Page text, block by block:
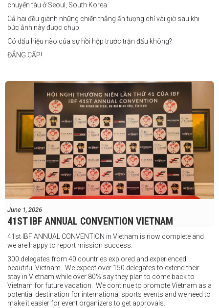
"Tôi biết mình bắt đầu sự nghiệp quyền Anh nhà nghề khá muộn, vì
vậy tôi phải trân trọng và nắm bắt mọi cơ hội đến với mình."
FIGHTS IN THE CITY
Được tổ chức bởi Jamie Myer Productions
Jesse Travers vs Fidelis Laia
Thông tin sự kiện:
Ngày: 18 tháng 7
Địa điểm: Mantra on View, Surfers Paradise, Queensland, Úc
chuyến tàu ở Seoul, South Korea.
Cả hai đều giành những chiến thắng ấn tượng chỉ vài giờ sau khi
bức ảnh này được chụp.
Có dấu hiệu nào của sự hồi hộp trước trận đấu không?
ĐẲNG CẤP!
June 1, 2026
41ST IBF ANNUAL CONVENTION VIETNAM
41st IBF ANNUAL CONVENTION in Vietnam is now complete and
we are happy to report mission success.
300 delegates from 40 countries explored and experienced
beautiful Vietnam. We expect over 150 delegates to extend their
stay in Vietnam while over 80% say they plan to come back to
Vietnam for future vacation. We continue to promote Vietnam as a
potential destination for international sports events and we need to
make it easier for event organizers to get approvals.